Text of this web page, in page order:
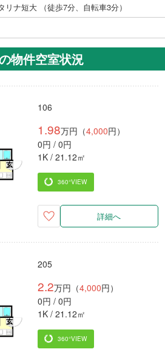
リナ短大 （徒歩7分、自転車3分）
物件空室状況
106
1.98万円（4,000円）
0円 / 0円
1K / 21.12㎡
360°VIEW
詳細へ
205
2.2万円（4,000円）
0円 / 0円
1K / 21.12㎡
360°VIEW